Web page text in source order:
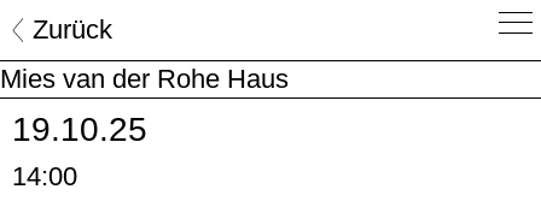
Skip
to
content
Zurück
Mies van der Rohe Haus
19.10.25
14:00